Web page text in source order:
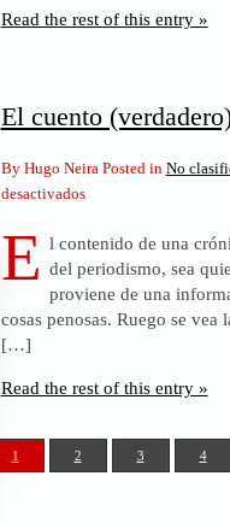
Read the rest of this entry »
El cuento
By Hugo Neira Posted in No
desactivadosen
cuento
(verdadero)
del
agua
sin
E l contenido de una
del periodismo, sea
proviene de una
cosas penosas. Ruego se
[…]
Read the rest of this entry »
1 2 3 4